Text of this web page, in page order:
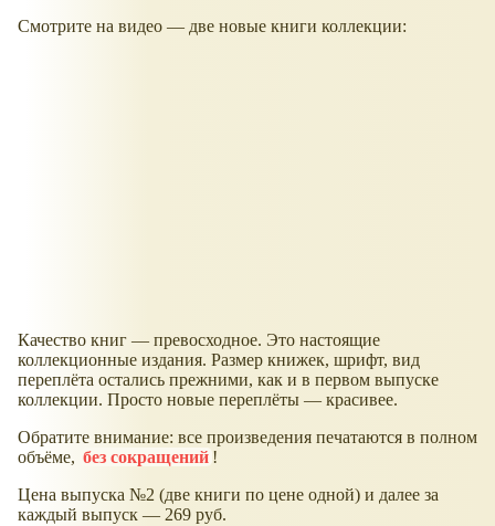
Смотрите на видео — две новые книги коллекции:
Качество книг — превосходное. Это настоящие
коллекционные издания. Размер книжек, шрифт, вид
переплёта остались прежними, как и в первом выпуске
коллекции. Просто новые переплёты — красивее.
Обратите внимание: все произведения печатаются в полном
объёме, без сокращений !
Цена выпуска №2 (две книги по цене одной) и далее за
каждый выпуск — 269 руб.